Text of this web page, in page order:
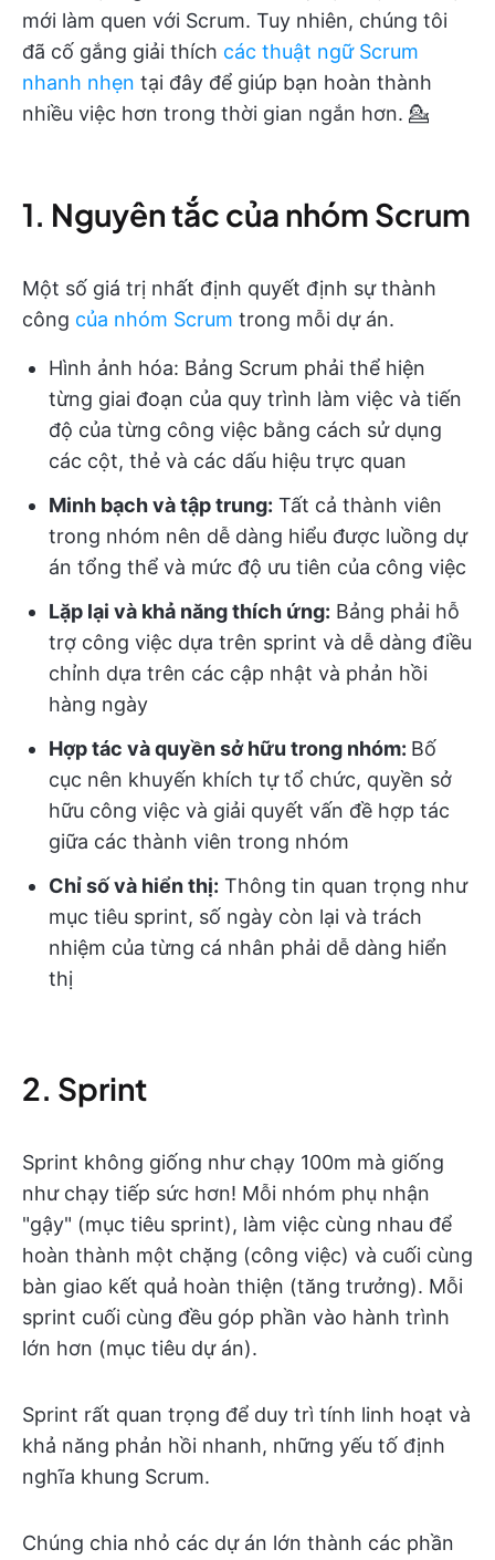
mới làm quen với Scrum. Tuy nhiên, chúng tôi
đã cố gắng giải thích các thuật ngữ Scrum
nhanh nhẹn tại đây để giúp bạn hoàn thành
nhiều việc hơn trong thời gian ngắn hơn. 💁
1. Nguyên tắc của nhóm Scrum
Một số giá trị nhất định quyết định sự thành
công của nhóm Scrum trong mỗi dự án.
Hình ảnh hóa: Bảng Scrum phải thể hiện
từng giai đoạn của quy trình làm việc và tiến
độ của từng công việc bằng cách sử dụng
các cột, thẻ và các dấu hiệu trực quan
Minh bạch và tập trung: Tất cả thành viên
trong nhóm nên dễ dàng hiểu được luồng dự
án tổng thể và mức độ ưu tiên của công việc
Lặp lại và khả năng thích ứng: Bảng phải hỗ
trợ công việc dựa trên sprint và dễ dàng điều
chỉnh dựa trên các cập nhật và phản hồi
hàng ngày
Hợp tác và quyền sở hữu trong nhóm: Bố
cục nên khuyến khích tự tổ chức, quyền sở
hữu công việc và giải quyết vấn đề hợp tác
giữa các thành viên trong nhóm
Chỉ số và hiển thị: Thông tin quan trọng như
mục tiêu sprint, số ngày còn lại và trách
nhiệm của từng cá nhân phải dễ dàng hiển
thị
2. Sprint
Sprint không giống như chạy 100m mà giống
như chạy tiếp sức hơn! Mỗi nhóm phụ nhận
"gậy" (mục tiêu sprint), làm việc cùng nhau để
hoàn thành một chặng (công việc) và cuối cùng
bàn giao kết quả hoàn thiện (tăng trưởng). Mỗi
sprint cuối cùng đều góp phần vào hành trình
lớn hơn (mục tiêu dự án).
Sprint rất quan trọng để duy trì tính linh hoạt và
khả năng phản hồi nhanh, những yếu tố định
nghĩa khung Scrum.
Chúng chia nhỏ các dự án lớn thành các phần